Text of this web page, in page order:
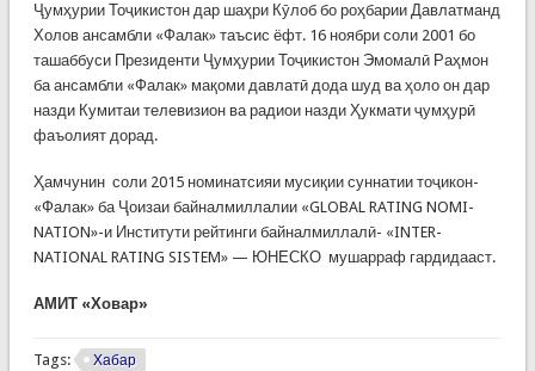
Ҷумҳурии Тоҷикистон дар шаҳри Кӯлоб бо роҳбарии Давлатманд
Холов ансамбли «Фалак» таъсис ёфт. 16 ноябри соли 2001 бо
ташаббуси Президенти Ҷумҳурии Тоҷикистон Эмомалӣ Раҳмон
ба ансамбли «Фалак» мақоми давлатӣ дода шуд ва ҳоло он дар
назди Кумитаи телевизион ва радиои назди Ҳукмати ҷумҳурӣ
фаъолият дорад.
Ҳамчунин соли 2015 номинатсияи мусиқии суннатии тоҷикон-
«Фалак» ба Ҷоизаи байналмиллалии «GLOBAL RATING NOMI-
NATION»-и Институти рейтинги байналмиллалӣ- «INTER-
NATIONAL RATING SISTEM» — ЮНЕСКО мушарраф гардидааст.
АМИТ «Ховар»
Tags: Хабар